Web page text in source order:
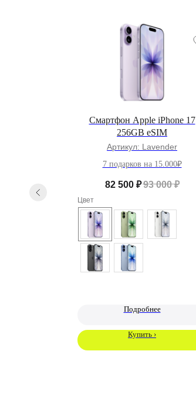
Смартфон Apple iPhone 17
256GB eSIM
Артикул: Lavender
7 подарков на 15.000₽
82 500 ₽93 000 ₽
Цвет
Подробнее
Купить ›